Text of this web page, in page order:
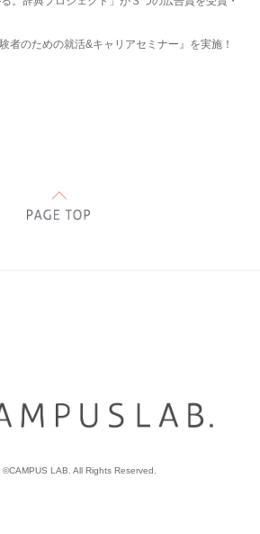
者のための就活&キャリアセミナー』を実施！
©CAMPUS LAB. All Rights Reserved.